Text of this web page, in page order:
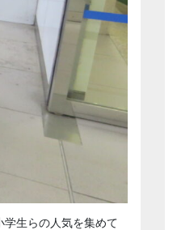
生らの人気を集めて